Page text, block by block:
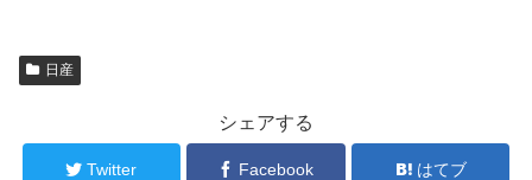
日産
シェアする
Twitter Facebook はてブ